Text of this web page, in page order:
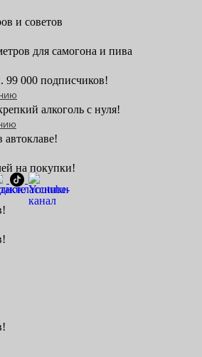
и советов
для самогона и пива
99 000 подписчиков!
алкоголь с нуля!
автоклаве!
на покупки!